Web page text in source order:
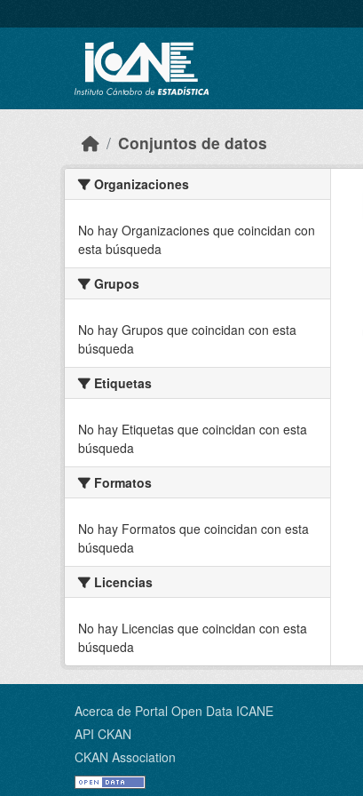
Conjuntos de datos
Organizaciones
No hay Organizaciones que coincidan con
esta búsqueda
Grupos
No hay Grupos que coincidan con esta
búsqueda
Etiquetas
No hay Etiquetas que coincidan con esta
búsqueda
Formatos
No hay Formatos que coincidan con esta
búsqueda
Licencias
No hay Licencias que coincidan con esta
búsqueda
Acerca de Portal Open Data ICANE
API CKAN
CKAN Association